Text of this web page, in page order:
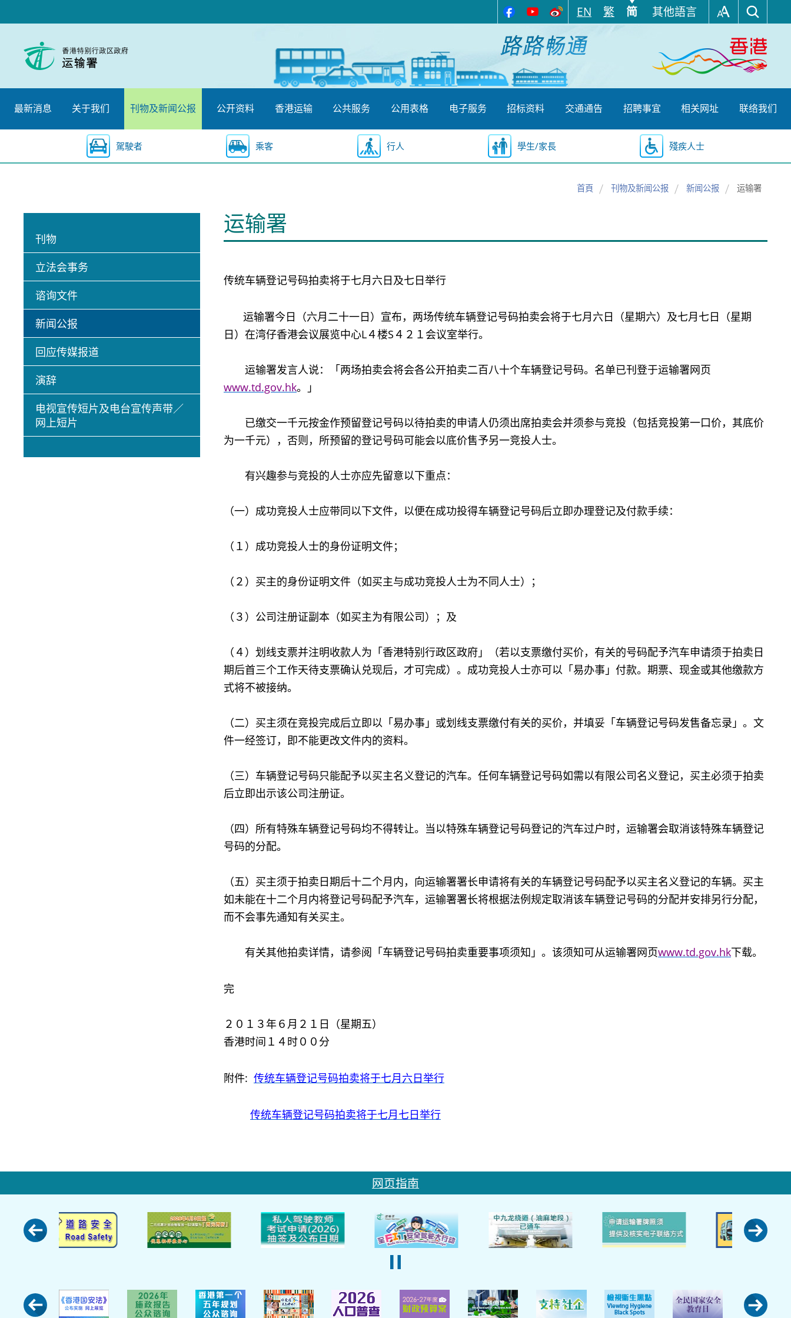
至
始
EN 繁 简 其他語言
最新消息 关于我们 刊物及新闻公报 公开资料 香港运输 公共服务 公用表格 电子服务 招标资料 交通通告 招聘事宜 相关网址 联络我们
駕駛者 乘客 行人 學生/家長 殘疾人士
首頁 刊物及新闻公报 新闻公报 运输署
刊物
立法会事务
谘询文件
新闻公报
回应传媒报道
演辞
电视宣传短片及电台宣传声带／
网上短片
运输署
传统车辆登记号码拍卖将于七月六日及七日举行
运输署今日（六月二十一日）宣布，两场传统车辆登记号码拍卖会将于七月六日（星期六）及七月七日（星期
日）在湾仔香港会议展览中心L４楼S４２１会议室举行。
运输署发言人说：「两场拍卖会将会各公开拍卖二百八十个车辆登记号码。名单已刊登于运输署网页
www.td.gov.hk。」
已缴交一千元按金作预留登记号码以待拍卖的申请人仍须出席拍卖会并须参与竞投（包括竞投第一口价，其底价
为一千元），否则，所预留的登记号码可能会以底价售予另一竞投人士。
有兴趣参与竞投的人士亦应先留意以下重点：
（一）成功竞投人士应带同以下文件，以便在成功投得车辆登记号码后立即办理登记及付款手续：
（１）成功竞投人士的身份证明文件；
（２）买主的身份证明文件（如买主与成功竞投人士为不同人士）；
（３）公司注册证副本（如买主为有限公司）；及
（４）划线支票并注明收款人为「香港特别行政区政府」（若以支票缴付买价，有关的号码配予汽车申请须于拍卖日
期后首三个工作天待支票确认兑现后，才可完成）。成功竞投人士亦可以「易办事」付款。期票、现金或其他缴款方
式将不被接纳。
（二）买主须在竞投完成后立即以「易办事」或划线支票缴付有关的买价，并填妥「车辆登记号码发售备忘录」。文
件一经签订，即不能更改文件内的资料。
（三）车辆登记号码只能配予以买主名义登记的汽车。任何车辆登记号码如需以有限公司名义登记，买主必须于拍卖
后立即出示该公司注册证。
（四）所有特殊车辆登记号码均不得转让。当以特殊车辆登记号码登记的汽车过户时，运输署会取消该特殊车辆登记
号码的分配。
（五）买主须于拍卖日期后十二个月内，向运输署署长申请将有关的车辆登记号码配予以买主名义登记的车辆。买主
如未能在十二个月内将登记号码配予汽车，运输署署长将根据法例规定取消该车辆登记号码的分配并安排另行分配，
而不会事先通知有关买主。
有关其他拍卖详情，请参阅「车辆登记号码拍卖重要事项须知」。该须知可从运输署网页www.td.gov.hk下载。
完
２０１３年６月２１日（星期五）
香港时间１４时００分
附件: 传统车辆登记号码拍卖将于七月六日举行
传统车辆登记号码拍卖将于七月七日举行
网页指南